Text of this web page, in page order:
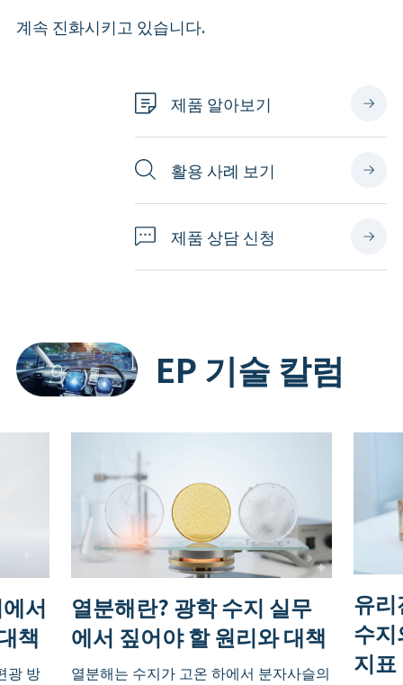
계속 진화시키고 있습니다.
제품 알아보기
활용 사례 보기
제품 상담 신청
EP 기술 칼럼
서
책
광 방
열분해란? 광학 수지 실무
에서 짚어야 할 원리와 대책
열분해는 수지가 고온 하에서 분자사슬의
유
수
지표